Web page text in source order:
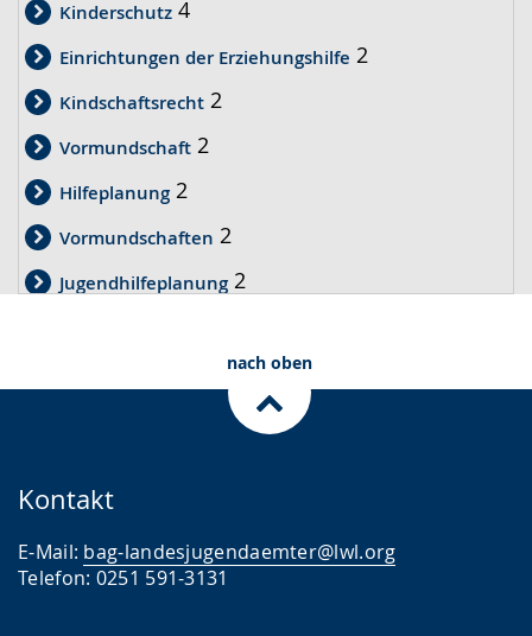
Kinderschutz 4
Einrichtungen der Erziehungshilfe 2
Kindschaftsrecht 2
Vormundschaft 2
Hilfeplanung 2
Vormundschaften 2
Jugendhilfeplanung 2
Öffentlichkeitsarbeit 2
Kindertagesbetreuung 1
Aufarbeitung
Abstammungsrecht 1
nach oben
Kontakt
E-Mail: bag-landesjugendaemter@lwl.org
Telefon: 0251 591-3131